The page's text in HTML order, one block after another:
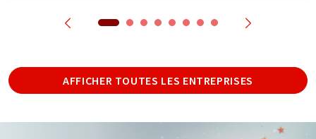
AFFICHER TOUTES LES ENTREPRISES